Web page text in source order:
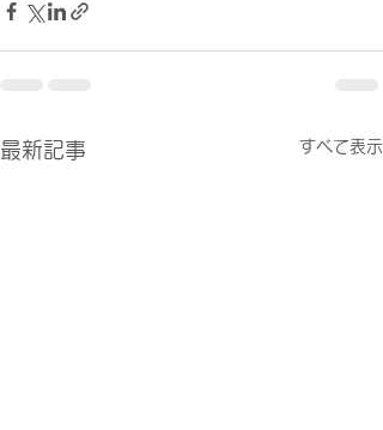
最新記事 すべて表示